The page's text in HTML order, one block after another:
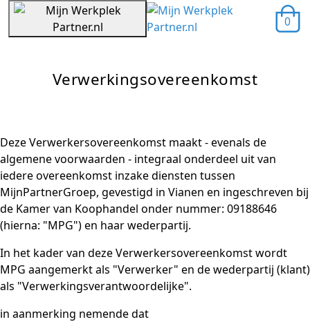
0
Verwerkingsovereenkomst
Deze Verwerkersovereenkomst maakt - evenals de
algemene voorwaarden - integraal onderdeel uit van
iedere overeenkomst inzake diensten tussen
MijnPartnerGroep, gevestigd in Vianen en ingeschreven bij
de Kamer van Koophandel onder nummer: 09188646
(hierna: "MPG") en haar wederpartij.
In het kader van deze Verwerkersovereenkomst wordt
MPG aangemerkt als "Verwerker" en de wederpartij (klant)
als "Verwerkingsverantwoordelijke".
in aanmerking nemende dat